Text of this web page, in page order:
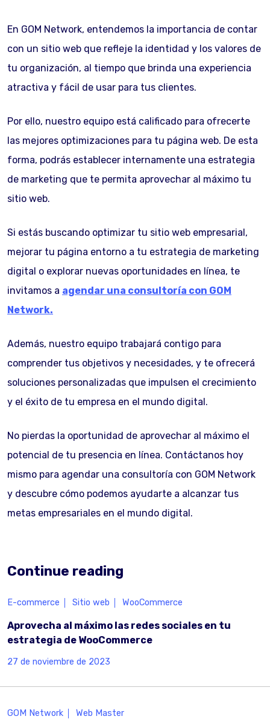
En GOM Network, entendemos la importancia de contar
con un sitio web que refleje la identidad y los valores de
tu organización, al tiempo que brinda una experiencia
atractiva y fácil de usar para tus clientes.
Por ello, nuestro equipo está calificado para ofrecerte
las mejores optimizaciones para tu página web. De esta
forma, podrás establecer internamente una estrategia
de marketing que te permita aprovechar al máximo tu
sitio web.
Si estás buscando optimizar tu sitio web empresarial,
mejorar tu página entorno a tu estrategia de marketing
digital o explorar nuevas oportunidades en línea, te
invitamos a agendar una consultoría con GOM
Network.
Además, nuestro equipo trabajará contigo para
comprender tus objetivos y necesidades, y te ofrecerá
soluciones personalizadas que impulsen el crecimiento
y el éxito de tu empresa en el mundo digital.
No pierdas la oportunidad de aprovechar al máximo el
potencial de tu presencia en línea. Contáctanos hoy
mismo para agendar una consultoría con GOM Network
y descubre cómo podemos ayudarte a alcanzar tus
metas empresariales en el mundo digital.
Continue reading
E-commerce Sitio web WooCommerce
Aprovecha al máximo las redes sociales en tu
estrategia de WooCommerce
27 de noviembre de 2023
GOM Network Web Master